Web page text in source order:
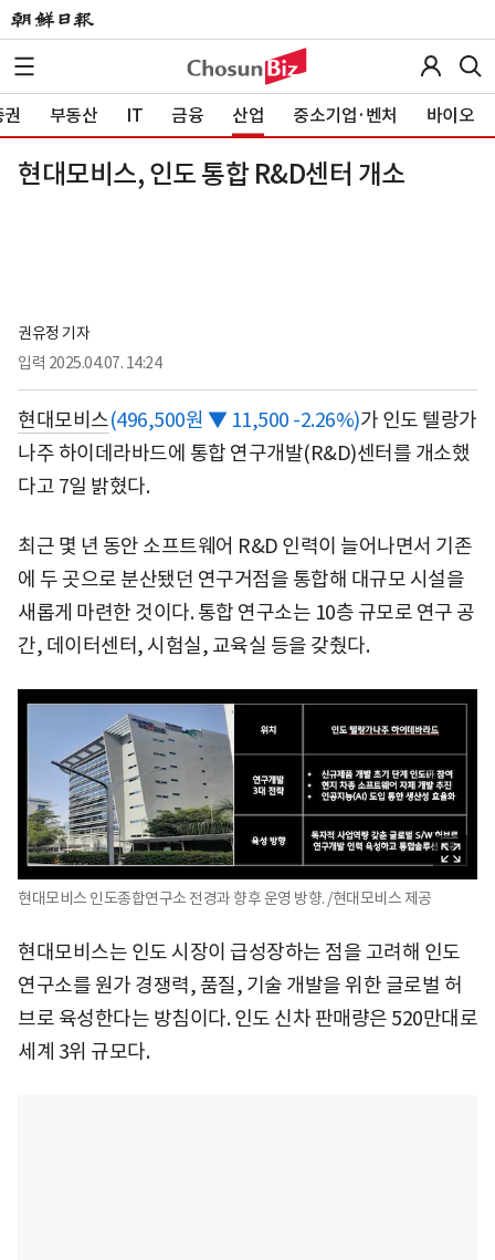
부동산 IT 금융 산업 중소기업·벤처 바이오
현대모비스, 인도 통합 R&D센터 개소
권유정 기자
입력 2025.04.07. 14:24
현대모비스(496,500원 ▼ 11,500 -2.26%)가 인도 텔랑가
나주 하이데라바드에 통합 연구개발(R&D)센터를 개소했
다고 7일 밝혔다.
최근 몇 년 동안 소프트웨어 R&D 인력이 늘어나면서 기존
에 두 곳으로 분산됐던 연구거점을 통합해 대규모 시설을
새롭게 마련한 것이다. 통합 연구소는 10층 규모로 연구 공
간, 데이터센터, 시험실, 교육실 등을 갖췄다.
현대모비스 인도종합연구소 전경과 향후 운영 방향. /현대모비스 제공
현대모비스는 인도 시장이 급성장하는 점을 고려해 인도
연구소를 원가 경쟁력, 품질, 기술 개발을 위한 글로벌 허
브로 육성한다는 방침이다. 인도 신차 판매량은 520만대로
세계 3위 규모다.